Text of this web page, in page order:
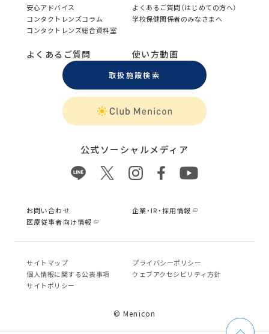
安心アドバイス
よくあるご質問（はじめての方へ）
コンタクトレンズコラム
学校保健関係者のみなさまへ
コンタクトレンズ総合資料室
よくあるご質問 使い方動画
取扱施設検索
公式ソーシャルメディア
お問い合わせ
企業・IR・採用情報
医療従事者向け情報
サイトマップ
プライバシーポリシー
個⼈情報に関する公表事項
ウェブアクセシビリティ方針
サイトポリシー
© Menicon